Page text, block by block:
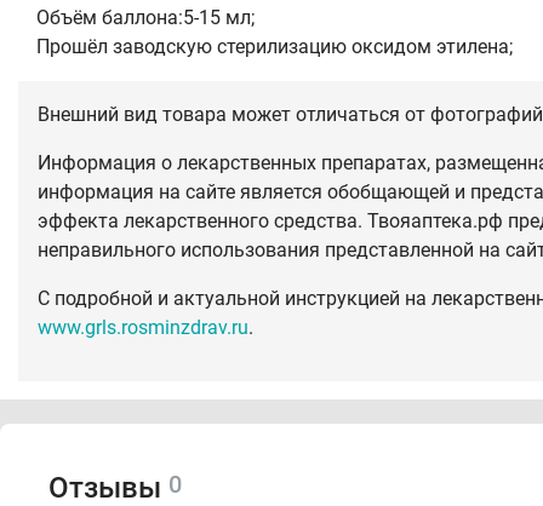
Объём баллона:5-15 мл;
Прошёл заводскую стерилизацию оксидом этилена;
Внешний вид товара может отличаться от фотографий
Информация о лекарственных препаратах,
информация на сайте является обобщающей и
эффекта лекарственного средства. Твояаптека.рф
неправильного использования представленной на
С подробной и актуальной инструкцией на
www.grls.rosminzdrav.ru.
Отзывы 0